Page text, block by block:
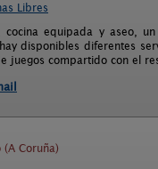
Libres
equipada y aseo,
disponibles diferentes
compartido con el
Coruña)